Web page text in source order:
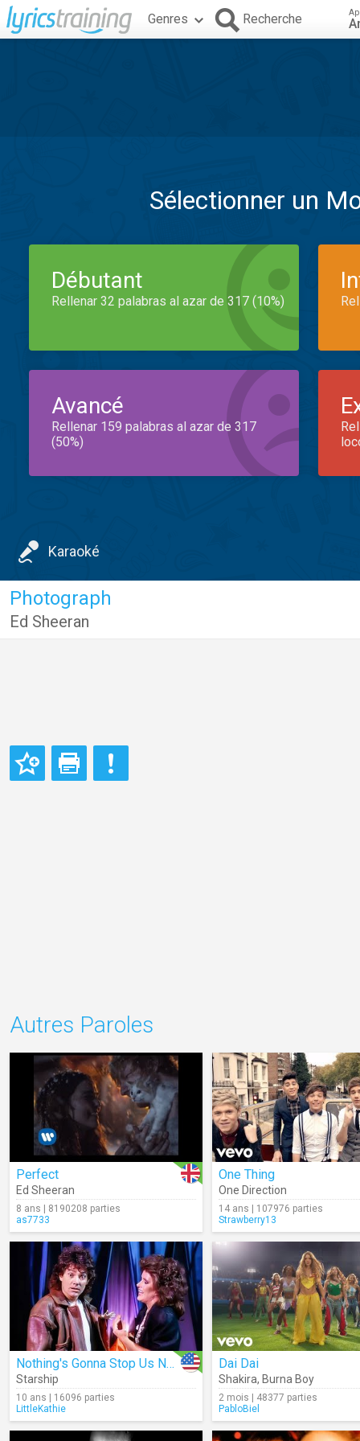
Genres Recherche
Sélectionner un
Débutant
Rellenar 32 palabras al azar de 317 (10%)
Avancé
Rellenar 159 palabras al azar de 317
(50%)
Karaoké
Photograph
Ed Sheeran
Autres Paroles
Perfect
Ed Sheeran
8 ans | 8190208 parties
as7733
One Thing
One Direction
14 ans | 107976 parties
Strawberry13
Nothing's Gonna Stop Us Now
Starship
10 ans | 16096 parties
LittleKathie
Dai Dai
Shakira, Burna Boy
2 mois | 48377 parties
PabloBiel